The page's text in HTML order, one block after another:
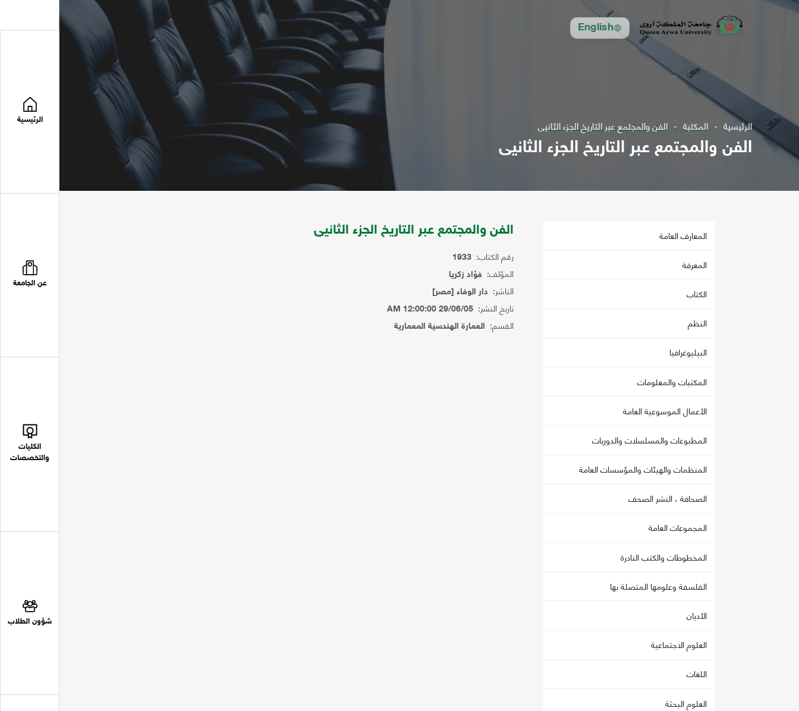
English
الرئيسية
عن الجامعة
الكليات
والتخصصات
شؤون الطلاب
الرئيسية المكتبة الفن والمجتمع عبر التاريخ الجزء الثانيى
الفن والمجتمع عبر التاريخ الجزء الثانيى
المعارف العامة
المعرفة
الكتاب
النظم
البيليوغرافيا
المكتبات والمعلومات
الأعمال الموسوعية العامة
المطبوعات والمسلسلات والدوريات
المنظمات والهيئات والمؤسسات العامة
الصحافة ، النشر الصحف
المجموعات العامة
المخطوطات والكتب النادرة
الفلسفة وعلومها المتصلة بها
الأديان
العلوم الاجتماعية
اللغات
العلوم البحثة
الفن والمجتمع عبر التاريخ الجزء الثانيى
رقم الكتاب: 1933
المؤلف: فؤاد زكريا
الناشر: دار الوفاء [مصر]
تاريخ النشر: 29/06/05 12:00:00 AM
القسم: العمارة الهندسية المعمارية